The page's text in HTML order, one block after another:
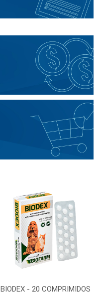
BIODEX - 20 COMPRIMIDOS